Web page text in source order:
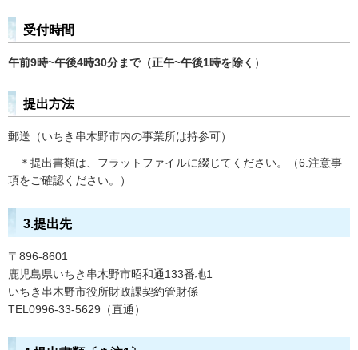
受付時間
午前9時~午後4時30分まで（正午~午後1時を除く ）
提出方法
郵送（いちき串木野市内の事業所は持参可）
＊提出書類は、フラットファイルに綴じてください。（6.注意事
項をご確認ください。）
3.提出先
〒896-8601
鹿児島県いちき串木野市昭和通133番地1
いちき串木野市役所財政課契約管財係
TEL0996-33-5629（直通）